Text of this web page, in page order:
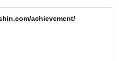
achievement/